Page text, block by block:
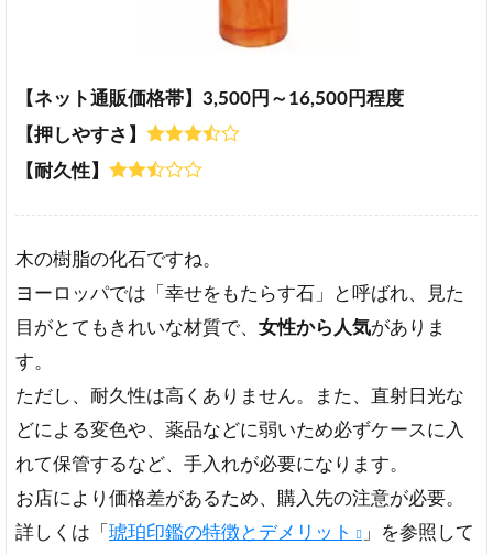
【ネット通販価格帯】3,500円～16,500円程度
【押しやすさ】
【耐久性】
木の樹脂の化石ですね。
ヨーロッパでは「幸せをもたらす石」と呼ばれ、見た
目がとてもきれいな材質で、 女性から人気がありま
す。
ただし、耐久性は高くありません。また、直射日光な
どによる変色や、薬品などに弱いため必ずケースに入
れて保管するなど、手入れが必要になります。
お店により価格差があるため、購入先の注意が必要。
詳しくは「 琥珀印鑑の特徴とデメリット
」を参照して